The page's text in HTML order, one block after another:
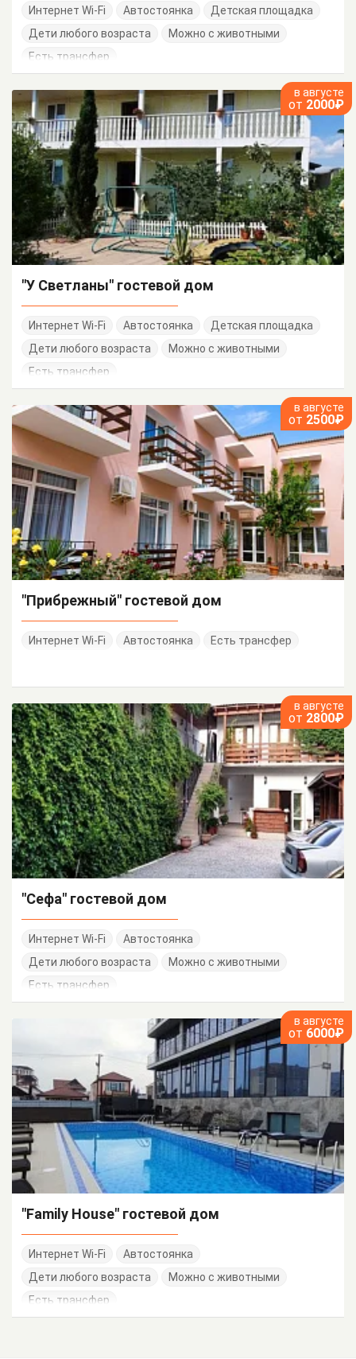
Интернет Wi-Fi Автостоянка
Детская площадка
Дети любого возраста
Можно с животными
Есть трансфер
в августе
от 2000₽
"У Светланы" гостевой дом
Интернет Wi-Fi Автостоянка
Детская площадка
Дети любого возраста
Можно с животными
Есть трансфер
в августе
от 2500₽
"Прибрежный" гостевой дом
Интернет Wi-Fi Автостоянка Есть трансфер
в августе
от 2800₽
"Сефа" гостевой дом
Интернет Wi-Fi
Автостоянка
Дети любого возраста
Можно с животными
Есть трансфер
в августе
от 6000₽
"Family House" гостевой дом
Интернет Wi-Fi
Автостоянка
Дети любого возраста
Можно с животными
Есть трансфер